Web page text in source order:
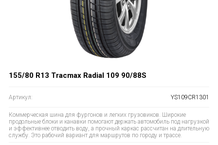
155/80 R13 Tracmax Radial 109 90/88S
Артикул: YS109CR1301
Коммерческая шина для фургонов и легких грузовиков. Широкие
продольные блоки и канавки помогают держать автомобиль под нагрузкой
и эффективнее отводить воду, а прочный каркас рассчитан на длительную
службу. Это рабочий вариант для маршрутов по городу и трассе.